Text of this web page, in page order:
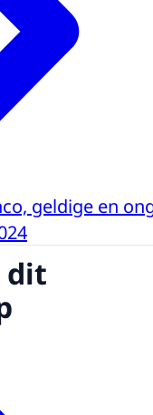
geldige en
dit